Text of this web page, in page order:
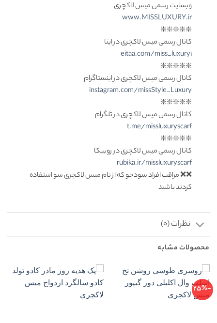
وبسایت رسمی میس لاکچری
www.MISSLUXURY.ir
❇️❇️❇️❇️❇️
کانال رسمی میس لاکچری در ایتا
eitaa.com/miss_luxury1
❇️❇️❇️❇️❇️
کانال رسمی میس لاکچری در اینستاگرام
instagram.com/missStyle_Luxury
❇️❇️❇️❇️❇️
کانال رسمی میس لاکچری در تلگرام
t.me/missluxuryscarf
❇️❇️❇️❇️❇️
کانال رسمی میس لاکچری در روبیکا
rubika.ir/missluxuryscarf
❌❌ مراقب افراد سودجو که از نام میس لاکچری سو استفاده
کردند باشید
نظرات (0)
محصولات مشابه
-25%